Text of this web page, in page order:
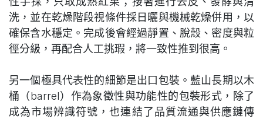
洗，並在乾燥階段視條件採日曬與機械乾燥併用，以
確保含水穩定。完成後會經過靜置、脫殼、密度與粒
徑分級，再配合人工挑瑕，將一致性推到很高。
另一個極具代表性的細節是出口包裝。藍山長期以木
桶（barrel）作為象徵性與功能性的包裝形式，除了
成為市場辨識符號，也連結了品質流通與供應鏈傳